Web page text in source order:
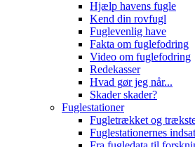
Hjælp havens fugle
Kend din rovfugl
Fuglevenlig have
Fakta om fuglefodring
Video om fuglefodring
Redekasser
Hvad gør jeg når...
Skader skader?
Fuglestationer
Fugletrækket og
Fuglestationernes